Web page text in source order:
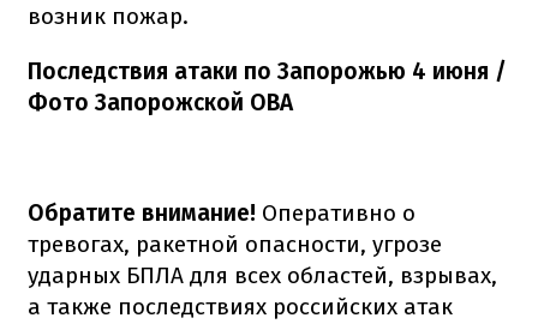
возник пожар.
Последствия атаки по Запорожью 4 июня /
Фото Запорожской ОВА
Обратите внимание! Оперативно о
тревогах, ракетной опасности, угрозе
ударных БПЛА для всех областей, взрывах,
а также последствиях российских атак